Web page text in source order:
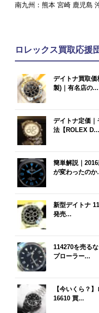
南九州：熊本 宮崎 鹿児島
ロレックス買取応援
デイトナ買取
製)｜有名店の...
デイトナ定価
法【ROLEX D...
簡単解説｜
が変わったのか
新型デイトナ
発売...
114270を売る
プローラー...
【今いくら？
16610 買...